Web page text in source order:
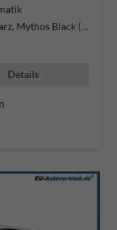
Schwarz, Mythos Black (0E0E)
Details